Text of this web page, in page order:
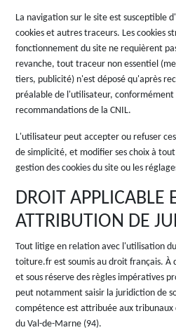
La navigation sur le site est susceptible
cookies et autres traceurs. Les cookies
fonctionnement du site ne requièrent
revanche, tout traceur non essentiel
tiers, publicité) n'est déposé qu'après
préalable de l'utilisateur,
recommandations de la CNIL.
L'utilisateur peut accepter ou refuser
de simplicité, et modifier ses choix à
gestion des cookies du site ou les
DROIT APPLICABLE
ATTRIBUTION DE
Tout litige en relation avec l'utilisation
toiture.fr est soumis au droit français. À
et sous réserve des règles impératives
peut notamment saisir la juridiction de
compétence est attribuée aux
du Val-de-Marne (94).